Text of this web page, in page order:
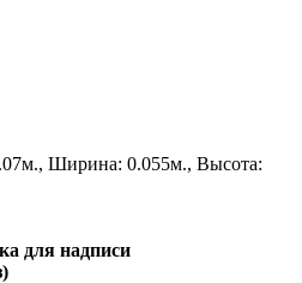
Ширина: 0.055м., Высота:
для надписи